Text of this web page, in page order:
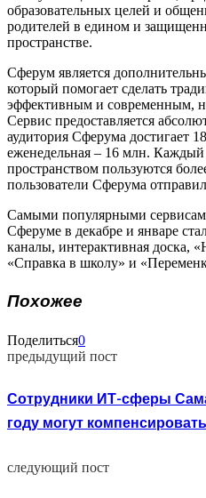
образовательных целей и
родителей в едином и
пространстве.
Сферум является
который помогает сделать
эффективным и современным,
Сервис предоставляется
аудитория Сферума достигает
еженедельная – 16 млн. Каждый
пространством пользуются
пользователи Сферума
Самыми популярными
Сферуме в декабре и январе
каналы, интерактивная доска,
«Справка в школу» и
Похожее
Поделиться0
предыдущий пост
Сотрудники ИТ-сферы
году могут
следующий пост